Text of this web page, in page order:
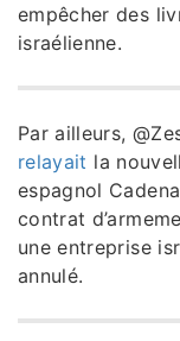
empêcher des
israélienne.
Par ailleurs,
relayait la
espagnol
contrat
une entreprise
annulé.